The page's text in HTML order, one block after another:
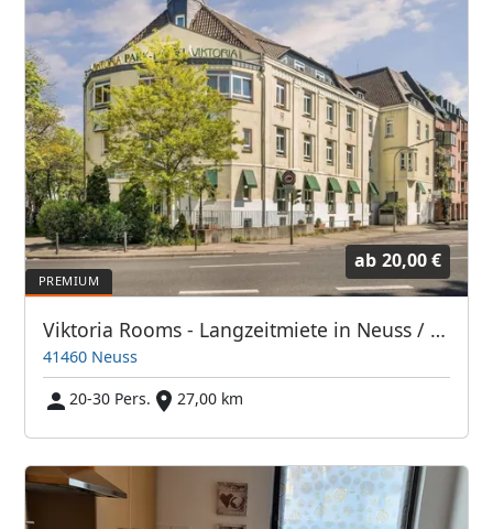
ab 20,00 €
Viktoria Rooms - Langzeitmiete in Neuss / Monteurzimmer
41460 Neuss
20-30 Pers.
27,00 km